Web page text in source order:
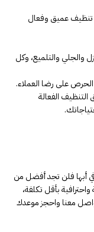
تنظيف عميق وفعال
والجلي والتلميع، وكل
على رضا العملاء.
التنظيف الفعالة
أبها فلن تجد أفضل من
بأقل تكلفة،
معنا واحجز موعدك